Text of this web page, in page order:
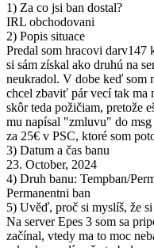
1) Za co jsi ban dostal?
IRL obchodovani
2) Popis situace
Predal som hracovi darv147
si sám získal ako druhú na
neukradol. V dobe keď som
chcel zbaviť pár vecí tak ma
skôr teda požičiam, pretože
mu napísal "zmluvu" do
za 25€ v PSC, ktoré som
3) Datum a čas banu
23. October, 2024
4) Druh banu: Tempban/
Permanentni ban
5) Uvěď, proč si myslíš, že
Na server Epes 3 som sa
začínal, vtedy ma to moc